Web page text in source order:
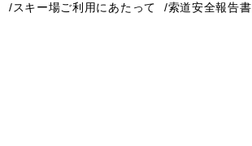
スキー場ご利用にあたって 索道安全報告書